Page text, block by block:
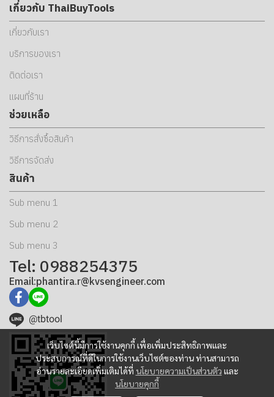
เว็บไซต์นี้มีการใช้งานคุกกี้ เพื่อเพิ่มประสิทธิภาพและ
ประสบการณ์ที่ดีในการใช้งานเว็บไซต์ของท่าน ท่านสามารถ
อ่านรายละเอียดเพิ่มเติมได้ที่ นโยบายความเป็นส่วนตัว และ
นโยบายคุกกี้
เกี่ยวกับ ThaiBuyTools
เกี่ยวกับเรา
บริการของเรา
ติดต่อเรา
แผนที่ร้าน
ช่วยเหลือ
วิธีการสั่งซื้อสินค้า
วิธีการจัดส่ง
สินค้า
Sub menu 1
Sub menu 2
Sub menu 3
Tel: 0988254375
Email:phantira.r@kvsengineer.com
@tbtool